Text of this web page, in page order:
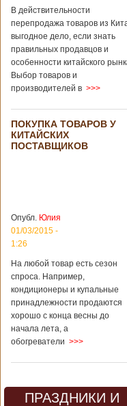
В действительности
перепродажа товаров из
выгодное дело, если знать
правильных продавцов и
особенности китайского
Выбор товаров и
производителей в >>>
ПОКУПКА ТОВАРОВ У
КИТАЙСКИХ
ПОСТАВЩИКОВ
Опубл. Юлия
01/03/2015 -
1:26
На любой товар есть сезон
спроса. Например,
кондиционеры и купальные
принадлежности продаются
хорошо с конца весны до
начала лета, а
обогреватели >>>
ПРАЗДНИКИ И